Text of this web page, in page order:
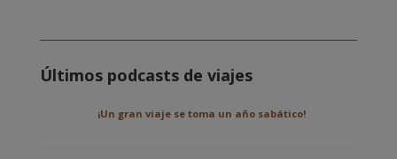
Últimos podcasts de viajes
¡Un gran viaje se toma un año sabático!